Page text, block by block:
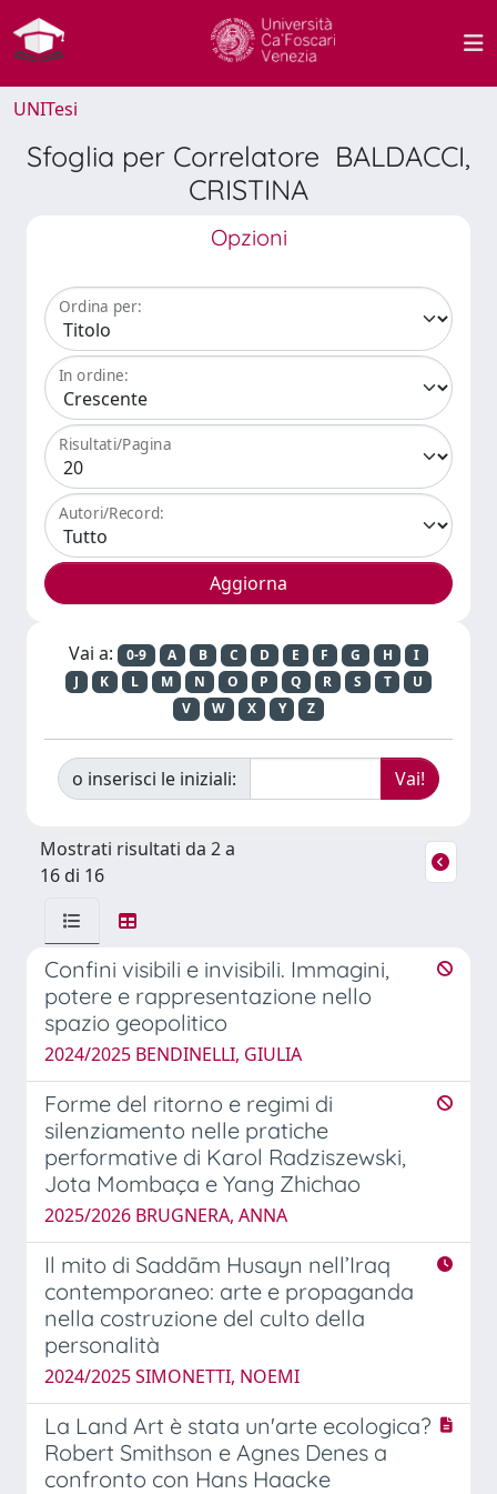
UNITesi
Sfoglia per Correlatore BALDACCI,
CRISTINA
Opzioni
Ordina per:
In ordine:
Risultati/Pagina
Autori/Record:
Vai a: 0-9 A B C D E F G H
I
J
K L M N O P Q R S T
U
V
W X Y Z
o inserisci le iniziali:
Mostrati risultati da 2 a
16 di 16
Confini visibili e invisibili. Immagini,
potere e rappresentazione nello
spazio geopolitico
2024/2025 BENDINELLI, GIULIA
Forme del ritorno e regimi di
silenziamento nelle pratiche
performative di Karol Radziszewski,
Jota Mombaça e Yang Zhichao
2025/2026 BRUGNERA, ANNA
Il mito di Saddām Husayn nell’Iraq
contemporaneo: arte e propaganda
nella costruzione del culto della
personalità
2024/2025 SIMONETTI, NOEMI
La Land Art è stata un'arte ecologica?
Robert Smithson e Agnes Denes a
confronto con Hans Haacke